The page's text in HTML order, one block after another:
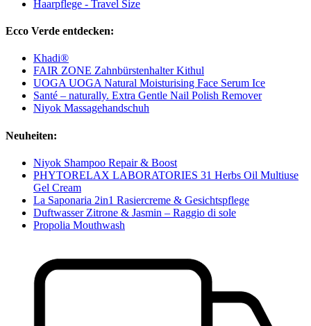
Haarpflege - Travel Size
Ecco Verde entdecken:
Khadi®
FAIR ZONE Zahnbürstenhalter Kithul
UOGA UOGA Natural Moisturising Face Serum Ice
Santé – naturally. Extra Gentle Nail Polish Remover
Niyok Massagehandschuh
Neuheiten:
Niyok Shampoo Repair & Boost
PHYTORELAX LABORATORIES 31 Herbs Oil Multiuse
Gel Cream
La Saponaria 2in1 Rasiercreme & Gesichtspflege
Duftwasser Zitrone & Jasmin – Raggio di sole
Propolia Mouthwash